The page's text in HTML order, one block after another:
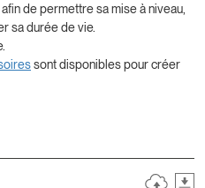
de permettre sa mise à niveau,
sa durée de vie.
sont disponibles pour créer